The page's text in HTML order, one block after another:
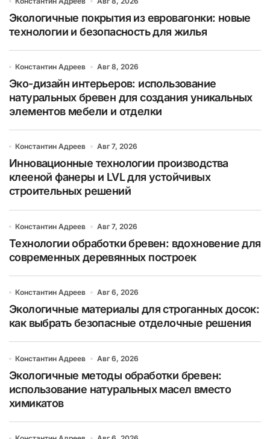
Экологичные покрытия из евровагонки: новые
технологии и безопасность для жилья
Константин Адреев Авг 8, 2026
Эко-дизайн интерьеров: использование
натуральных бревен для создания уникальных
элементов мебели и отделки
Константин Адреев Авг 7, 2026
Инновационные технологии производства
клееной фанеры и LVL для устойчивых
строительных решений
Константин Адреев Авг 7, 2026
Технологии обработки бревен: вдохновение для
современных деревянных построек
Константин Адреев Авг 6, 2026
Экологичные материалы для строганных досок:
как выбрать безопасные отделочные решения
Константин Адреев Авг 6, 2026
Экологичные методы обработки бревен:
использование натуральных масел вместо
химикатов